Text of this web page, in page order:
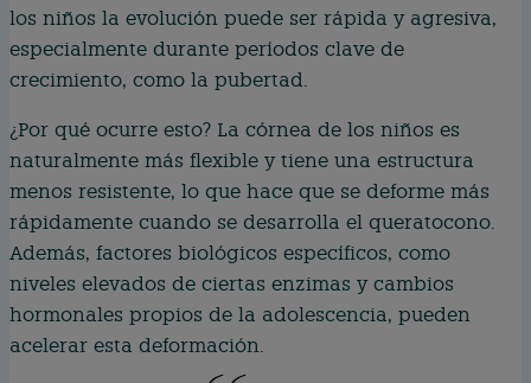
los niños la evolución puede ser rápida y agresiva,
especialmente durante períodos clave de
crecimiento, como la pubertad.
¿Por qué ocurre esto? La córnea de los niños es
naturalmente más flexible y tiene una estructura
menos resistente, lo que hace que se deforme más
rápidamente cuando se desarrolla el queratocono.
Además, factores biológicos específicos, como
niveles elevados de ciertas enzimas y cambios
hormonales propios de la adolescencia, pueden
acelerar esta deformación.